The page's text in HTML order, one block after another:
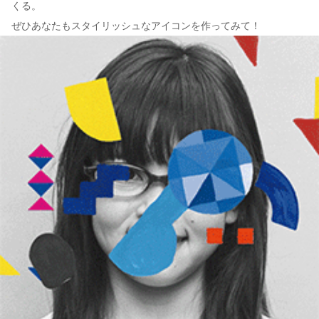
くる。
ぜひあなたもスタイリッシュなアイコンを作ってみて！